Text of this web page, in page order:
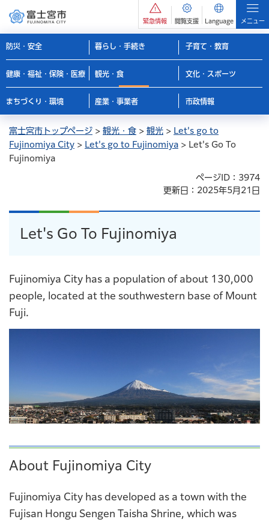
緊急情報 閲覧支援 Language メニュー
防災・安全 暮らし・手続き 子育て・教育
健康・福祉・保険・医療 観光・食 文化・スポーツ
まちづくり・環境 産業・事業者 市政情報
富士宮市トップページ > 観光・食 > 観光 > Let's go to
Fujinomiya City > Let's go to Fujinomiya > Let's Go To
Fujinomiya
ページID：3974
更新日：2025年5月21日
Let's Go To Fujinomiya
Fujinomiya City has a population of about 130,000
people, located at the southwestern base of Mount
Fuji.
About Fujinomiya City
Fujinomiya City has developed as a town with the
Fujisan Hongu Sengen Taisha Shrine, which was